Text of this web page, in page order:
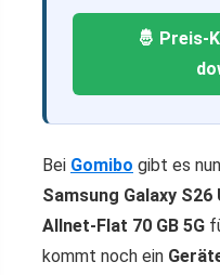
🤴 Preis-
Bei Gomibo gibt es
Samsung Galaxy S26
Allnet-Flat 70 GB 5G
kommt noch ein